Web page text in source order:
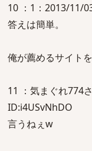
10 ：1：2013/11/
答えは簡単。
俺が薦めるサイトを
11 ：気まぐれ774
ID:i4USvNhDO
言うねぇw